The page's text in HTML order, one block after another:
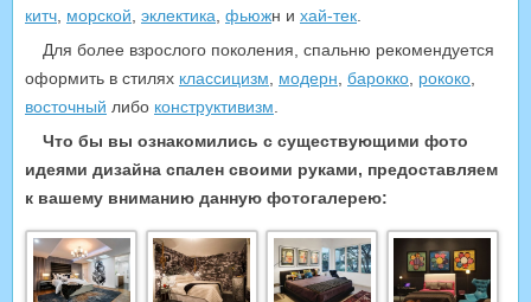
китч морской эклектика фьюжн и хай-тек
Для более взрослого поколения, спальню рекомендуется
оформить в стилях классицизм модерн барокко рококо
восточный либо конструктивизм
Что бы вы ознакомились с существующими фото
идеями дизайна спален своими руками, предоставляем
к вашему вниманию данную фотогалерею: